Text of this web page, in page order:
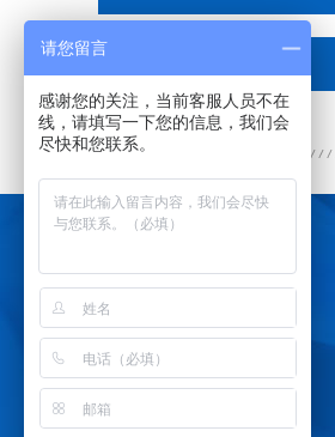
请您留言
感谢您的关注，当前客服人员不在
线，请填写一下您的信息，我们会
尽快和您联系。